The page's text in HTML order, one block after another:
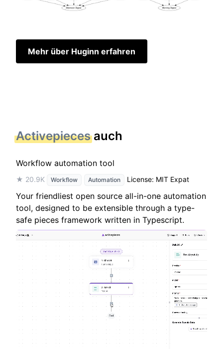
Mehr über Huginn erfahren
Activepiecesauch
Workflow automation tool
★ 20.9K Workflow Automation License: MIT Expat
Your friendliest open source all-in-one automation
tool, designed to be extensible through a type-
safe pieces framework written in Typescript.